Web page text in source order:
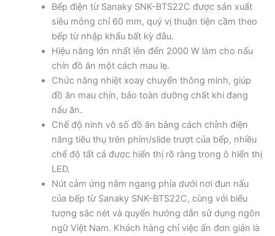
Bếp điện từ Sanaky SNK-BTS22C được sản xuất
siêu mỏng chỉ 60 mm, quý vị thuận tiện cầm theo
bếp từ nhập khẩu bất kỳ đâu.
Hiệu năng lớn nhất lên đến 2000 W làm cho nấu
chín đồ ăn một cách mau lẹ.
Chức năng nhiệt xoay chuyển thông minh, giúp
đồ ăn mau chín, bảo toàn dưỡng chất khi đang
nấu ăn.
Chế độ ninh vô số đồ ăn bằng cách chỉnh điện
năng tiêu thụ trên phím/slide trượt của bếp, nhiều
chế độ tất cả được hiển thị rõ ràng trong ô hiển thị
LED.
Nút cảm ứng nằm ngang phía dưới nơi đun nấu
của bếp từ Sanaky SNK-BTS22C, cùng với biểu
tượng sắc nét và quyển hướng dẫn sử dụng ngôn
ngữ Việt Nam. Khách hàng chỉ việc ấn đơn giản là